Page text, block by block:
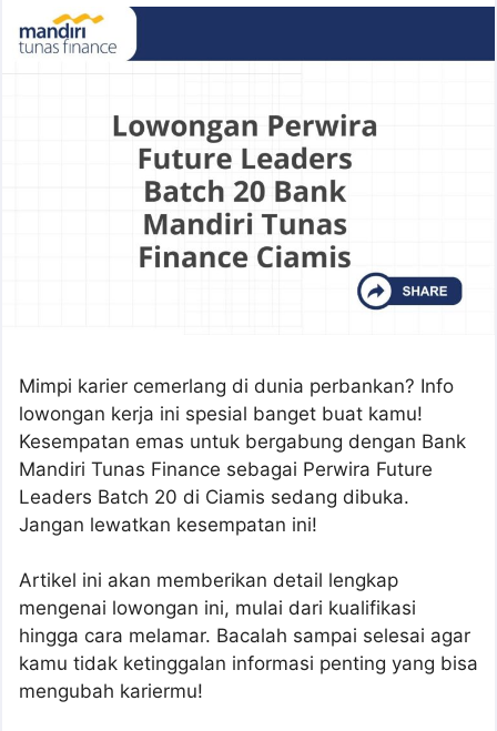
Mimpi karier cemerlang di dunia perbankan? Info
lowongan kerja ini spesial banget buat kamu!
Kesempatan emas untuk bergabung dengan Bank
Mandiri Tunas Finance sebagai Perwira Future
Leaders Batch 20 di Ciamis sedang dibuka.
Jangan lewatkan kesempatan ini!
Artikel ini akan memberikan detail lengkap
mengenai lowongan ini, mulai dari kualifikasi
hingga cara melamar. Bacalah sampai selesai agar
kamu tidak ketinggalan informasi penting yang bisa
mengubah kariermu!